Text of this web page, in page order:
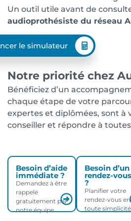
Un outil utile avant de
audioprothésiste du réseau
le simulateur
Notre priorité chez
Bénéficiez d’un
chaque étape de votre
expertes et diplômées, sont à
conseiller et répondre à
Besoin d’aide
immédiate ?
Demandez à être
rappelé
gratuitement par
notre équipe.
Besoin d’un
rendez-vous
?
Planifier votre
rendez-vous en
toute simplicité.